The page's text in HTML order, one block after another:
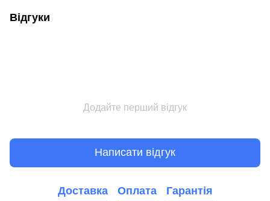
Відгуки
Додайте перший відгук
Написати відгук
Доставка Оплата Гарантія